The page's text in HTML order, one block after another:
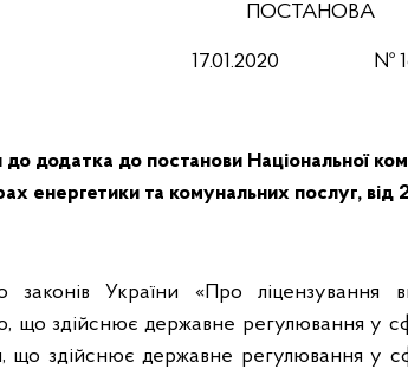
ПОСТАНОВА
17.01.2020 №
до додатка до постанови Національної
енергетики та комунальних послуг,
законів України «Про ліцензування
що здійснює державне регулювання у
що здійснює державне регулювання у